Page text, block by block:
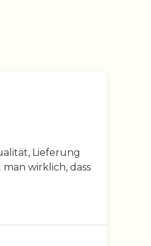
Lieferung
wirklich, dass